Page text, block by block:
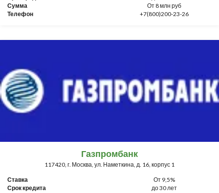
Сумма
От 8 млн руб
Телефон
+7(800)200-23-26
Газпромбанк
117420, г. Москва, ул. Наметкина, д. 16, корпус 1
Ставка
От 9,5%
Срок кредита
до 30 лет